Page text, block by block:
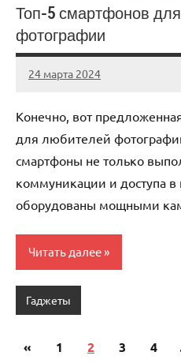
Топ-5 смартфонов
фотографии
24 марта 2024
avto_drive72
Нет
Конечно, вот
для любителей
смартфоны не только
коммуникации и доступа в
оборудованы мощными
Читать далее
Гаджеты
« Предыдущие
1 2 3 4